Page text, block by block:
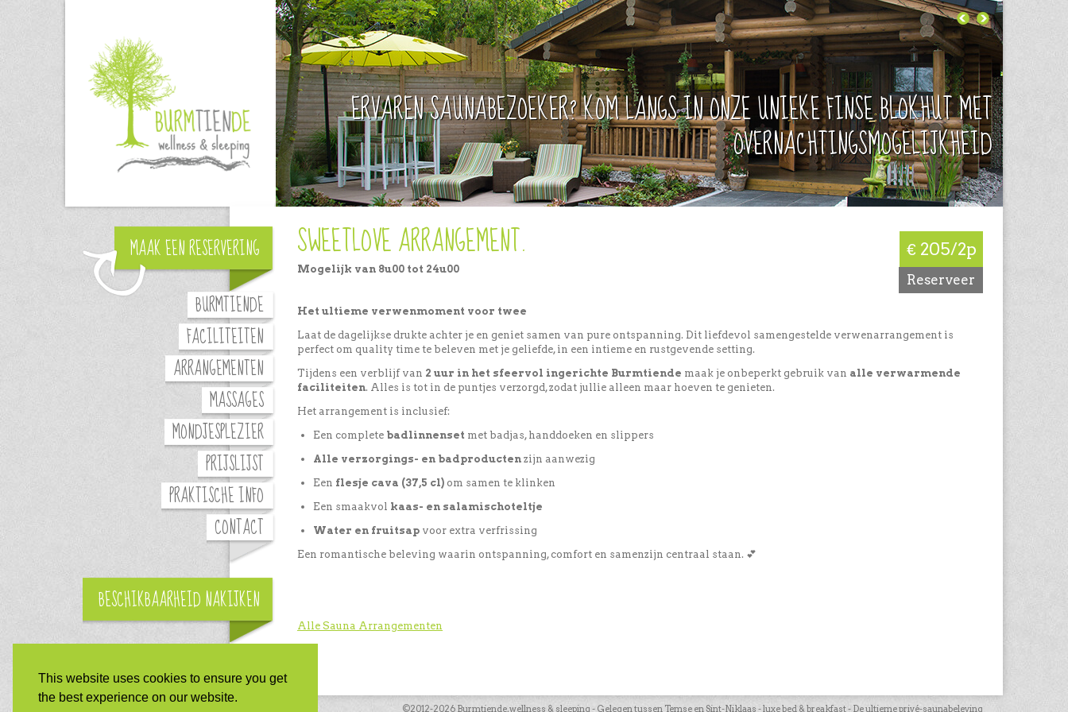
This website uses cookies to ensure you get
the best experience on our website.
ERVAREN SAUNABEZOEKER? KOM LANGS IN ONZE UNIEKE FINSE BLOKHUT MET
OVERNACHTINGSMOGELIJKHEID
MAAK EEN RESERVERING
BURMTIENDE
FACILITEITEN
ARRANGEMENTEN
MASSAGES
MONDJESPLEZIER
PRIJSLIJST
PRAKTISCHE INFO
CONTACT
BESCHIKBAARHEID NAKIJKEN
GESCHENKBON AANVRAGEN
SWEETLOVE ARRANGEMENT. € 205/2p
Reserveer
Mogelijk van 8u00 tot 24u00
Het ultieme verwenmoment voor twee
Laat de dagelijkse drukte achter je en geniet samen van pure ontspanning. Dit liefdevol samengestelde verwenarrangement is
perfect om quality time te beleven met je geliefde, in een intieme en rustgevende setting.
Tijdens een verblijf van 2 uur in het sfeervol ingerichte Burmtiende maak je onbeperkt gebruik van alle verwarmende
faciliteiten. Alles is tot in de puntjes verzorgd, zodat jullie alleen maar hoeven te genieten.
Het arrangement is inclusief:
Een complete badlinnenset met badjas, handdoeken en slippers
Alle verzorgings- en badproducten zijn aanwezig
Een flesje cava (37,5 cl) om samen te klinken
Een smaakvol kaas- en salamischoteltje
Water en fruitsap voor extra verfrissing
Een romantische beleving waarin ontspanning, comfort en samenzijn centraal staan. 💕
Alle Sauna Arrangementen
©2012-2026 Burmtiende, wellness & sleeping - Gelegen tussen Temse en Sint-Niklaas - luxe bed & breakfast - De ultieme privé-saunabeleving